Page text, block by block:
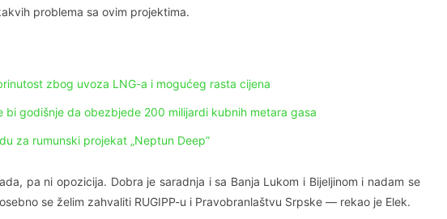
problema sa ovim projektima.
zbog uvoza LNG-a i mogućeg rasta cijena
bi godišnje da obezbjede 200 milijardi kubnih metara gasa
za rumunski projekat „Neptun Deep”
pa ni opozicija. Dobra je saradnja i sa Banja Lukom i Bijeljinom i nadam se
se želim zahvaliti RUGIPP-u i Pravobranlaštvu Srpske — rekao je Elek.